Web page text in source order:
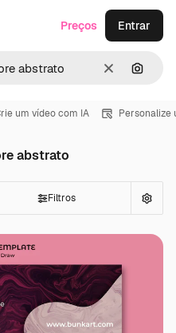
Limpar
Preços Entrar
um vídeo com IA Personalize
abstrato
Filtros